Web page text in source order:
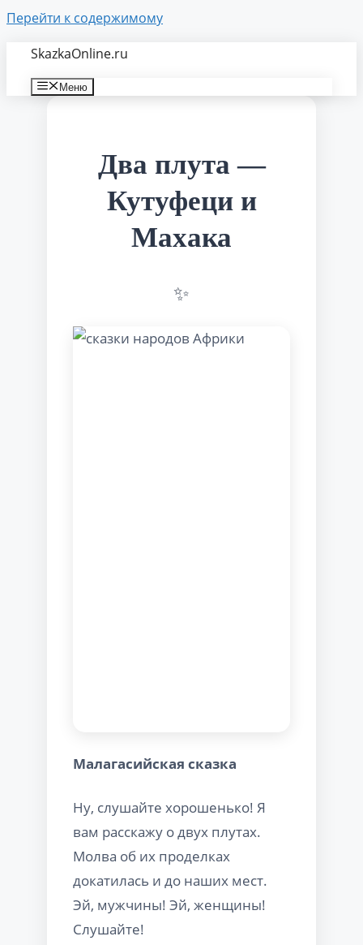
Перейти к содержимому
SkazkaOnline.ru
Меню
Два плута —
Кутуфеци и
Махака
Малагасийская сказка
Ну, слушайте хорошенько! Я
вам расскажу о двух плутах.
Молва об их проделках
докатилась и до наших мест.
Эй, мужчины! Эй, женщины!
Слушайте!